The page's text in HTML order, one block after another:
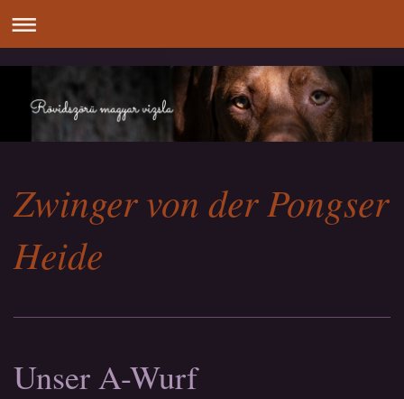
Zwinger von der Pongser
Heide
Unser A-Wurf